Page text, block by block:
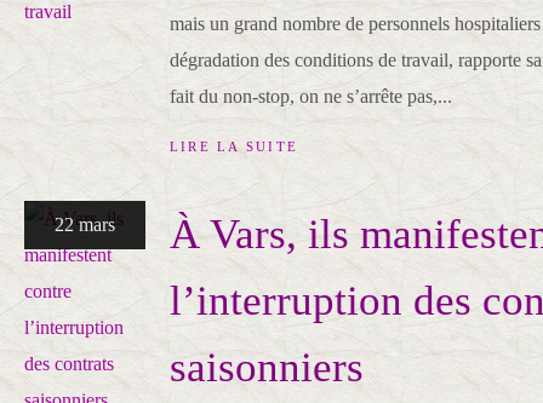
mais un grand nombre de personnels
dégradation des conditions de travail, rapporte
fait du non-stop, on ne s’arrête pas,...
LIRE LA SUITE
22 mars
À Vars, ils
l’interruption des
saisonniers